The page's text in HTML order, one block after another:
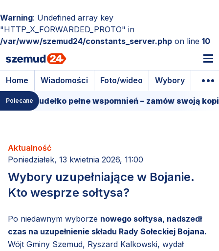
Warning: Undefined array key
"HTTP_X_FORWARDED_PROTO" in
/var/www/szemud24/constants_server.php on line 10
Home Wiadomości Foto/wideo Wybory
Polecanepudełko pełne wspomnień – zamów swoją kopię!
Aktualność
Poniedziałek, 13 kwietnia 2026, 11:00
Wybory uzupełniające w Bojanie.
Kto wesprze sołtysa?
Po niedawnym wyborze nowego sołtysa, nadszedł
czas na uzupełnienie składu Rady Sołeckiej Bojana.
Wójt Gminy Szemud, Ryszard Kalkowski, wydał